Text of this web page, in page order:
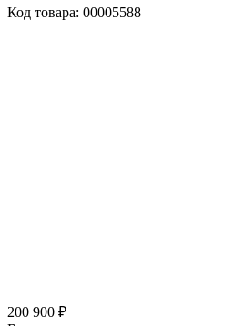
Код товара: 00005588
200 900 ₽